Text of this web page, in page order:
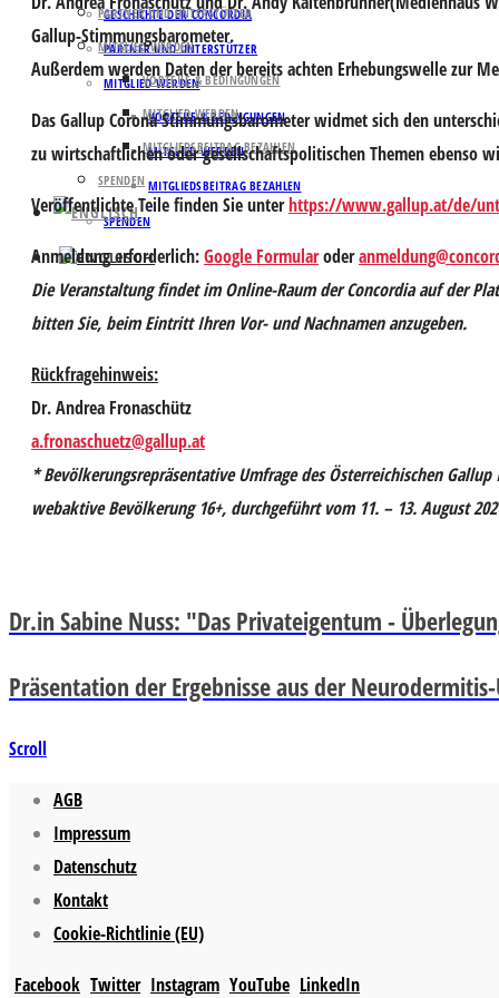
GESCHICHTE DER CONCORDIA
PARTNER UND UNTERSTÜTZER
MITGLIED WERDEN
VORTEILE & BEDINGUNGEN
MITGLIED WERDEN
MITGLIEDSBEITRAG BEZAHLEN
SPENDEN
PARTNER UND UNTERSTÜTZER
MITGLIED WERDEN
VORTEILE & BEDINGUNGEN
MITGLIED WERDEN
MITGLIEDSBEITRAG BEZAHLEN
SPENDEN
Gallup-Stimmungsbarometer.
Außerdem werden Daten der bereits achten Erhebungswelle zur
Das Gallup Corona Stimmungsbarometer widmet sich den
zu wirtschaftlichen oder gesellschaftspolitischen Themen ebenso
Veröffentlichte Teile finden Sie unterhttps://www.gallup.at/de/
Anmeldung erforderlich:Google Formularoder
Die Veranstaltung findet im Online-Raum der Concordia auf der
bitten Sie, beim Eintritt Ihren Vor- und Nachnamen anzugeben.
Rückfragehinweis:
Dr. Andrea Fronaschütz
a.fronaschuetz@gallup.at
* Bevölkerungsrepräsentative Umfrage des Österreichischen
webaktive Bevölkerung 16+, durchgeführt vom 11. – 13. August
Dr.in Sabine Nuss: "Das Privateigentum -
Präsentation der Ergebnisse aus der
Scroll
AGB
Impressum
Datenschutz
Kontakt
Cookie-Richtlinie (EU)
Facebook Twitter Instagram YouTube LinkedIn